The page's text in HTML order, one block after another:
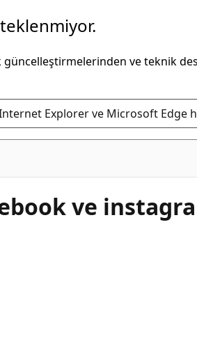
güncelleştirmelerinden ve teknik
Explorer ve Microsoft Edge
ve